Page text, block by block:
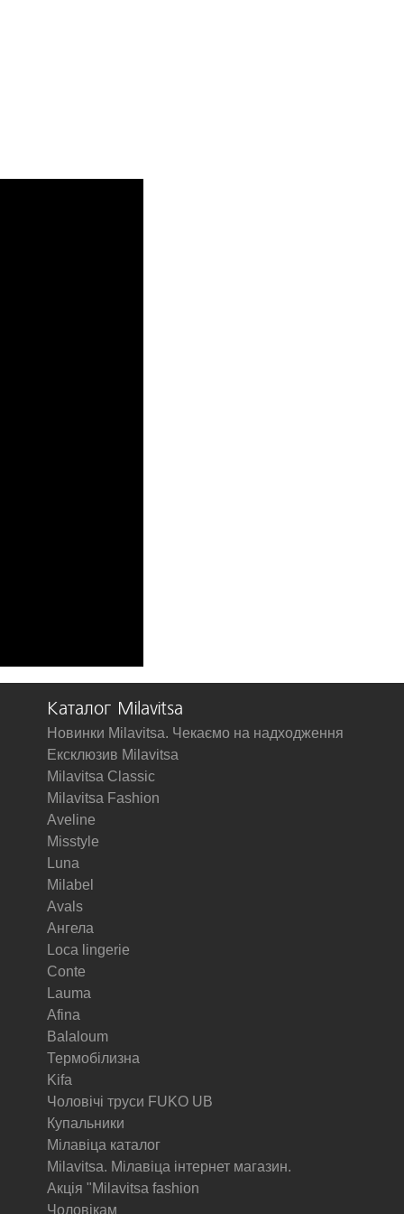
Каталог Milavitsa
Новинки Milavitsa. Чекаємо на надходження
Ексклюзив Milavitsa
Milavitsa Classic
Milavitsa Fashion
Aveline
Misstyle
Luna
Milabel
Avals
Ангела
Loca lingerie
Conte
Lauma
Afina
Balaloum
Термобілизна
Kifa
Чоловічі труси FUKO UB
Купальники
Мілавіца каталог
Milavitsa. Мілавіца інтернет магазин.
Акція "Milavitsa fashion
Чоловікам